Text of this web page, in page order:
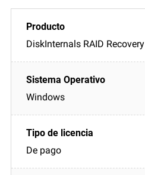
DiskInternals RAID Recovery
Windows
De pago